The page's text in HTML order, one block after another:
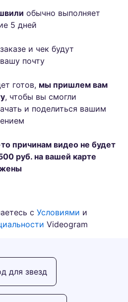
обычно выполняет
5 дней
и чек будут
почту
готов, мы пришлем вам
, чтобы вы смогли
и поделиться вашим
причинам видео не будет
руб. на вашей карте
с Условиями и
Videogram
для звезд